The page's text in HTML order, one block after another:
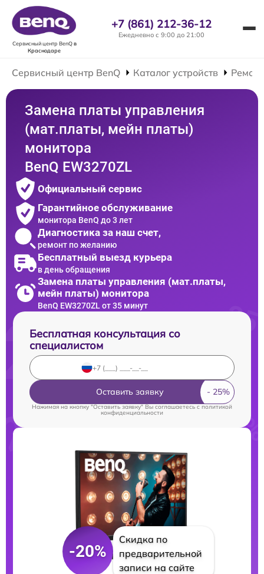
Сервисный центр BenQв
Краснодаре
+7 (861) 212-36-12
Ежедневно с 9:00 до 21:00
Сервисный центр BenQ Каталог устройств
Замена платы управления
(мат.платы, мейн платы)
монитора
BenQ EW3270ZL
Официальный сервис
Гарантийное обслуживание
монитора BenQ до 3 лет
Диагностика за наш счет,
ремонт по желанию
Бесплатный выезд курьера
в день обращения
Замена платы управления (мат.платы,
мейн платы) монитора
BenQ EW3270ZL от 35 минут
Бесплатная консультация со
специалистом
Оставить заявку
Нажимая на кнопку "Оставить заявку" Вы соглашаетесь cполитикой
конфиденциальности
-20%
Скидка по
предварительной
записи на сайте